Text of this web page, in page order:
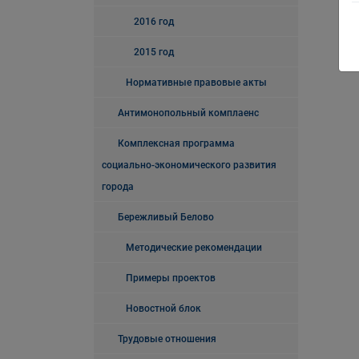
2016 год
2015 год
Нормативные правовые акты
Антимонопольный комплаенс
Комплексная программа
социально-экономического развития
города
Бережливый Белово
Методические рекомендации
Примеры проектов
Новостной блок
Трудовые отношения